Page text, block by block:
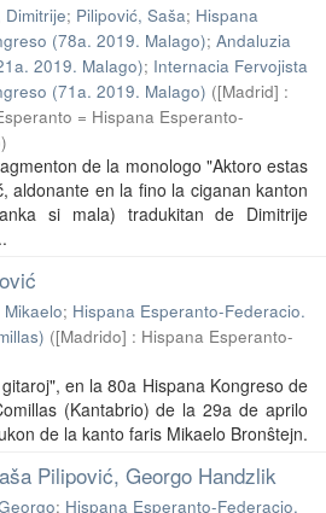
; Pilipović, Saša; Hispana
(78a. 2019. Malago); Andaluzia
2019. Malago); Internacia Fervojista
(71a. 2019. Malago) ([Madrid] :
= Hispana Esperanto-
)
de la monologo "Aktoro estas
aldonante en la fino la ciganan kanton
si mala) tradukitan de Dimitrije
; Hispana Esperanto-Federacio.
([Madrido] : Hispana Esperanto-
en la 80a Hispana Kongreso de
(Kantabrio) de la 29a de aprilo
de la kanto faris Mikaelo Bronŝtejn.
Pilipović, Georgo Handzlik
; Hispana Esperanto-Federacio.